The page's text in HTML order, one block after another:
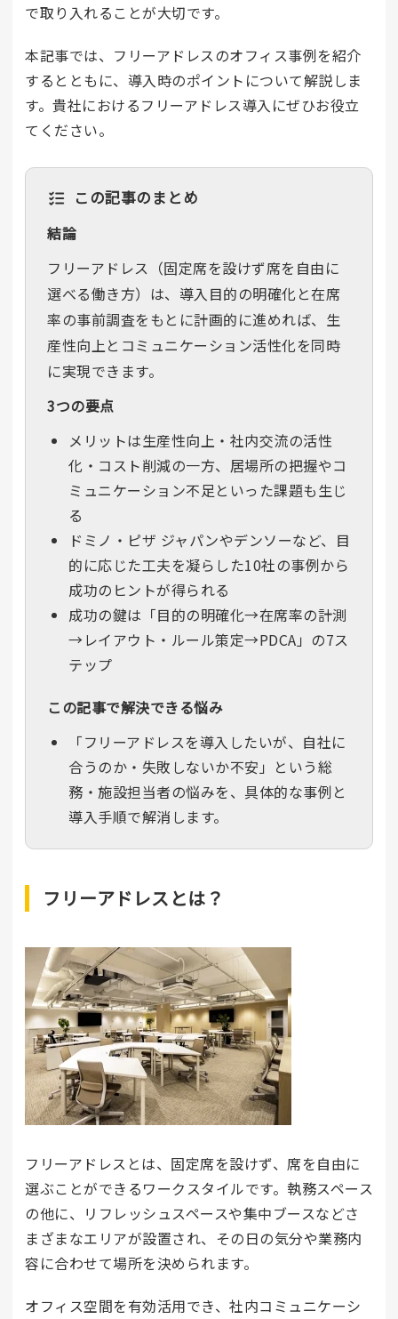
で取り入れることが大切です。
本記事では、フリーアドレスのオフィス事例を紹介
するとともに、導入時のポイントについて解説しま
す。貴社におけるフリーアドレス導入にぜひお役立
てください。
この記事のまとめ
結論
フリーアドレス（固定席を設けず席を自由に
選べる働き方）は、導入目的の明確化と在席
率の事前調査をもとに計画的に進めれば、生
産性向上とコミュニケーション活性化を同時
に実現できます。
3つの要点
メリットは生産性向上・社内交流の活性
化・コスト削減の一方、居場所の把握やコ
ミュニケーション不足といった課題も生じ
る
ドミノ・ピザ ジャパンやデンソーなど、目
的に応じた工夫を凝らした10社の事例から
成功のヒントが得られる
成功の鍵は「目的の明確化→在席率の計測
→レイアウト・ルール策定→PDCA」の7ス
テップ
この記事で解決できる悩み
「フリーアドレスを導入したいが、自社に
合うのか・失敗しないか不安」という総
務・施設担当者の悩みを、具体的な事例と
導入手順で解消します。
フリーアドレスとは？
フリーアドレスとは、固定席を設けず、席を自由に
選ぶことができるワークスタイルです。執務スペース
の他に、リフレッシュスペースや集中ブースなどさ
まざまなエリアが設置され、その日の気分や業務内
容に合わせて場所を決められます。
オフィス空間を有効活用でき、社内コミュニケーシ